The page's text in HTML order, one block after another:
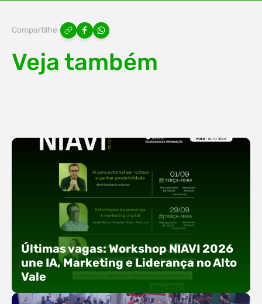
Compartilhe
Veja também
Últimas vagas: Workshop NIAVI 2026
une IA, Marketing e Liderança no Alto
Vale